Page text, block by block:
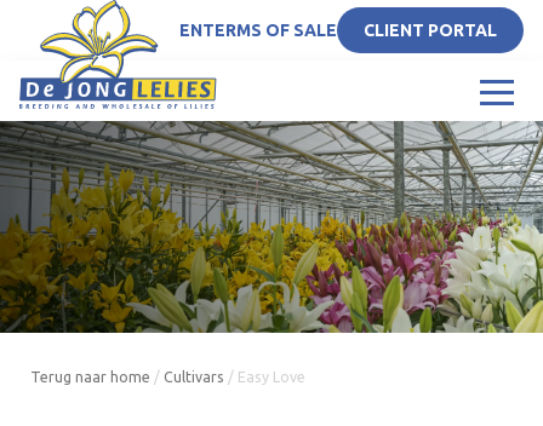
ENTERMS OF SALE CLIENT PORTAL
Terug naar home / Cultivars / Easy Love